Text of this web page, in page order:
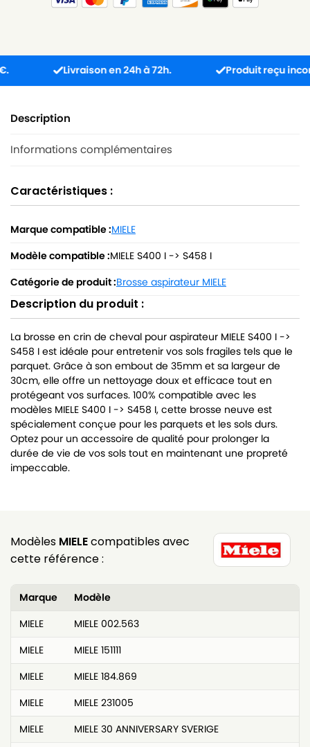
Livraison en 24h à 72h. Produit reçu
Description
Informations complémentaires
Caractéristiques :
Marque compatible :MIELE
Modèle compatible :MIELE S400 I -> S458 I
Catégorie de produit :Brosse aspirateur MIELE
Description du produit :
La brosse en crin de cheval pour aspirateur MIELE S400 I ->
S458 I est idéale pour entretenir vos sols fragiles tels que le
parquet. Grâce à son embout de 35mm et sa largeur de
30cm, elle offre un nettoyage doux et efficace tout en
protégeant vos surfaces. 100% compatible avec les
modèles MIELE S400 I -> S458 I, cette brosse neuve est
spécialement conçue pour les parquets et les sols durs.
Optez pour un accessoire de qualité pour prolonger la
durée de vie de vos sols tout en maintenant une propreté
impeccable.
Modèles MIELEcompatibles avec
cette référence :
Marque
Modèle
MIELE
MIELE 002.563
MIELE
MIELE 151111
MIELE
MIELE 184.869
MIELE
MIELE 231005
MIELE
MIELE 30 ANNIVERSARY SVERIGE